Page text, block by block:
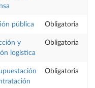
pública Obligatoria
y
logística
Obligatoria
Obligatoria